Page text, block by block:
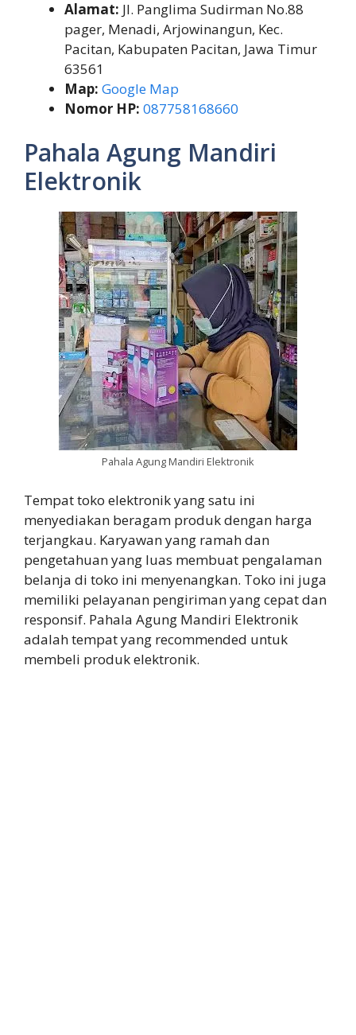
Alamat: Jl. Panglima Sudirman No.88
pager, Menadi, Arjowinangun, Kec.
Pacitan, Kabupaten Pacitan, Jawa Timur
63561
Map: Google Map
Nomor HP: 087758168660
Pahala Agung Mandiri
Elektronik
Pahala Agung Mandiri Elektronik
Tempat toko elektronik yang satu ini
menyediakan beragam produk dengan harga
terjangkau. Karyawan yang ramah dan
pengetahuan yang luas membuat pengalaman
belanja di toko ini menyenangkan. Toko ini juga
memiliki pelayanan pengiriman yang cepat dan
responsif. Pahala Agung Mandiri Elektronik
adalah tempat yang recommended untuk
membeli produk elektronik.